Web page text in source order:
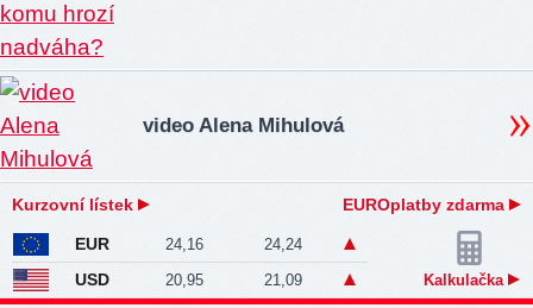
video Alena Mihulová
Kurzovní lístek EUROplatby zdarma
EUR 24,16 24,24
USD 20,95 21,09 Kalkulačka